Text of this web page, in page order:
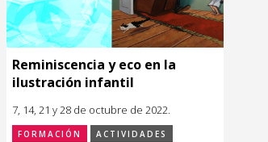
Reminiscencia y eco en la
ilustración infantil
7, 14, 21 y 28 de octubre de 2022.
FORMACIÓN ACTIVIDADES